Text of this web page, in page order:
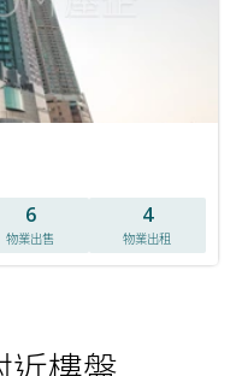
6
物業出售
4
物業出租